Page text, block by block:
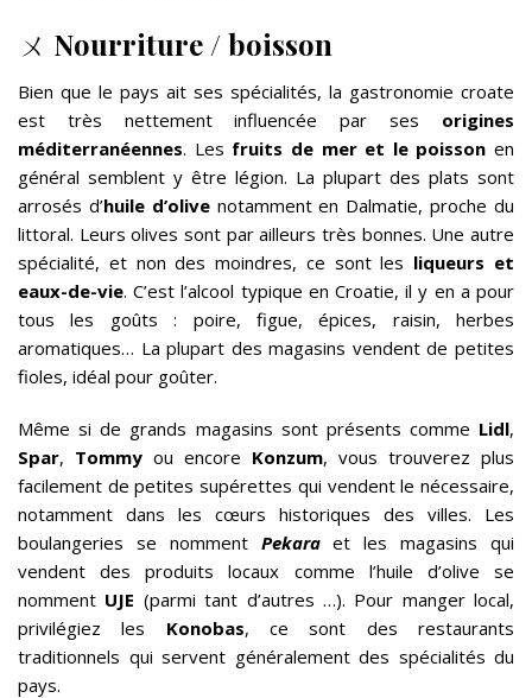
ㄨ Nourriture / boisson
Bien que le pays ait ses spécialités, la gastronomie croate
est très nettement influencée par ses origines
méditerranéennes. Les fruits de mer et le poisson en
général semblent y être légion. La plupart des plats sont
arrosés d’huile d’olivenotamment en Dalmatie, proche du
littoral. Leurs olives sont par ailleurs très bonnes. Une autre
spécialité, et non des moindres, ce sont les liqueurs et
eaux-de-vie. C’est l’alcool typique en Croatie, il y en a pour
tous les goûts : poire, figue, épices, raisin, herbes
aromatiques… La plupart des magasins vendent de petites
fioles, idéal pour goûter.
Même si de grands magasins sont présents comme Lidl,
Spar, Tommy ou encore Konzum, vous trouverez plus
facilement de petites supérettes qui vendent le nécessaire,
notamment dans les cœurs historiques des villes. Les
boulangeries se nomment Pekaraet les magasins qui
vendent des produits locaux comme l’huile d’olive se
nomment UJE (parmi tant d’autres …). Pour manger local,
privilégiez les Konobas, ce sont des restaurants
traditionnels qui servent généralement des spécialités du
pays.